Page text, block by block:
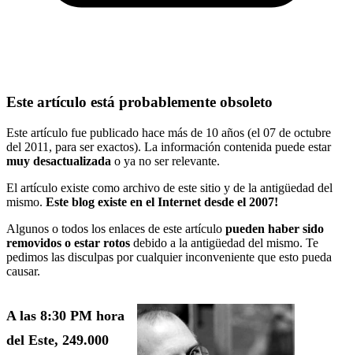
Este artículo está probablemente obsoleto
Este artículo fue publicado hace más de 10 años (el 07 de octubre
del 2011, para ser exactos). La información contenida puede estar
muy desactualizada o ya no ser relevante.
El artículo existe como archivo de este sitio y de la antigüedad del
mismo. Este blog existe en el Internet desde el 2007!
Algunos o todos los enlaces de este artículo pueden haber sido
removidos o estar rotos debido a la antigüedad del mismo. Te
pedimos las disculpas por cualquier inconveniente que esto pueda
causar.
A las 8:30 PM hora
del Este, 249.000